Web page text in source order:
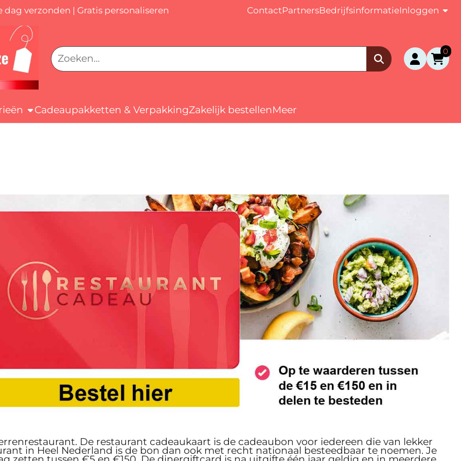
dag verzonden | Gratis personaliseren ContactPartnersBedrijfsinformatieInloggen
Zoeken 0
Cadeaupakketten & VerpakkingZakelijk bestellenMeer
De restaurant cadeaukaart is de cadeaubon voor iedereen die van lekker
in Heel Nederland is de bon dan ook met recht nationaal besteedbaar te noemen. Je